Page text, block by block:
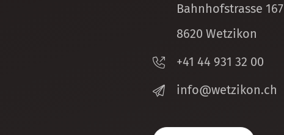
Bahnhofstrasse 167
8620 Wetzikon
+41 44 931 32 00
nf
w tz k n ch